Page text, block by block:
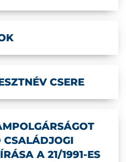
CSERE
CSALÁDJOGI
A 21/1991-ES